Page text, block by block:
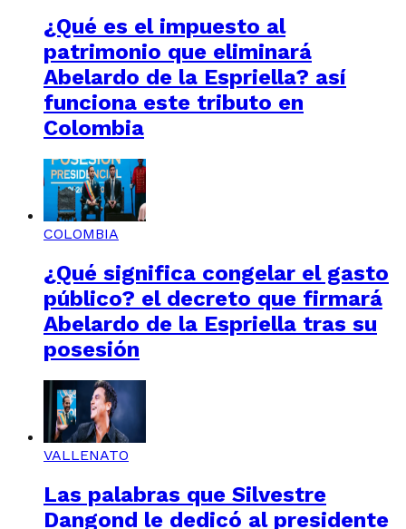
¿Qué es el impuesto al
patrimonio que eliminará
Abelardo de la Espriella? así
funciona este tributo en
Colombia
COLOMBIA
¿Qué significa congelar el gasto
público? el decreto que firmará
Abelardo de la Espriella tras su
posesión
VALLENATO
Las palabras que Silvestre
Dangond le dedicó al presidente